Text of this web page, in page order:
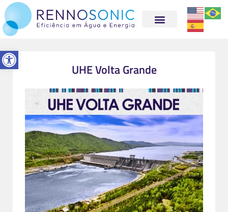
Abrir a barra de ferramentas
UHE Volta Grande